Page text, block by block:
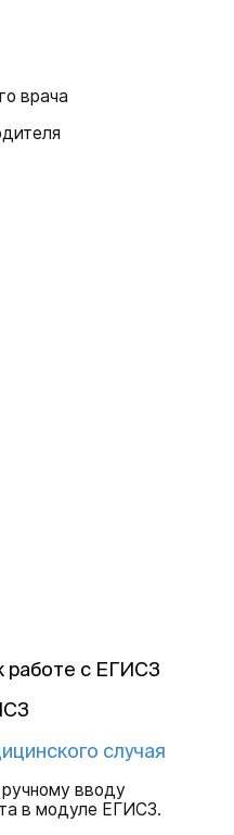
врача
работе с ЕГИСЗ
случая
вводу
в модуле ЕГИСЗ.